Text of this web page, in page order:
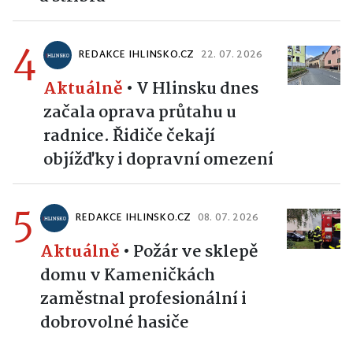
4 REDAKCE IHLINSKO.CZ 22. 07. 2026
Aktuálně • V Hlinsku dnes
začala oprava průtahu u
radnice. Řidiče čekají
objížďky i dopravní omezení
5 REDAKCE IHLINSKO.CZ 08. 07. 2026
Aktuálně • Požár ve sklepě
domu v Kameničkách
zaměstnal profesionální i
dobrovolné hasiče